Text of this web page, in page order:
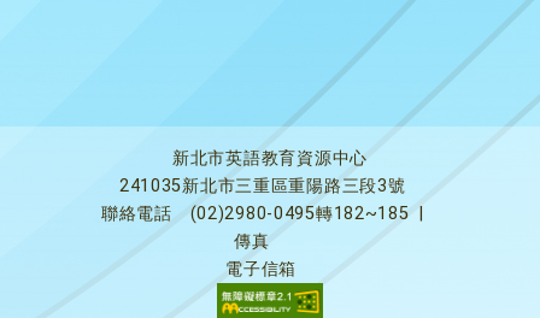
新北市英語教育資源中心
241035新北市三重區重陽路三段3號
聯絡電話
(02)2980-0495轉182~185
傳真
電子信箱